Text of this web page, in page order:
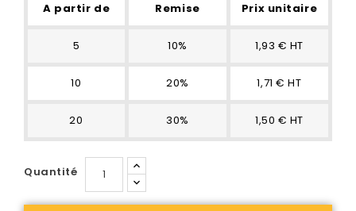
A partir de Remise Prix unitaire
5 10% 1,93 € HT
10 20% 1,71 € HT
20 30% 1,50 € HT
Quantité